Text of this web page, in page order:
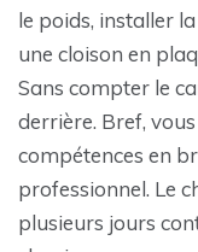
le poids, installer
une cloison en
Sans compter le
derrière. Bref,
compétences en
professionnel. Le
plusieurs jours